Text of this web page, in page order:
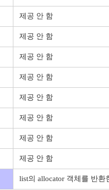
제공 안 함
제공 안 함
제공 안 함
제공 안 함
제공 안 함
제공 안 함
제공 안 함
제공 안 함
list의 allocator 객체를 반환